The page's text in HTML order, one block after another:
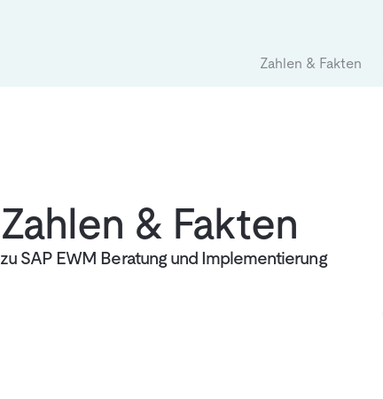
Zahlen & Fakten
Zahlen & Fakten
zu SAP EWM Beratung und Implementierung